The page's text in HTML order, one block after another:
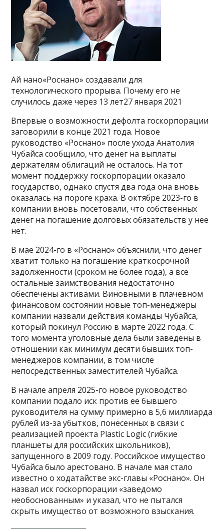
Ай нано«Роснано» создавали для
технологического прорыва. Почему его не
случилось даже через 13 лет27 января 2021
Впервые о возможности дефолта госкорпорации
заговорили в конце 2021 года. Новое
руководство «Роснано» после ухода Анатолия
Чубайса сообщило, что денег на выплаты
держателям облигаций не осталось. На тот
момент поддержку госкорпорации оказало
государство, однако спустя два года она вновь
оказалась на пороге краха. В октябре 2023-го в
компании вновь посетовали, что собственных
денег на погашение долговых обязательств у нее
нет.
В мае 2024-го в «Роснано» объяснили, что денег
хватит только на погашение краткосрочной
задолженности (сроком не более года), а все
остальные заимствования недостаточно
обеспечены активами. Виновными в плачевном
финансовом состоянии новые топ-менеджеры
компании назвали действия команды Чубайса,
который покинул Россию в марте 2022 года. С
того момента уголовные дела были заведены в
отношении как минимум десяти бывших топ-
менеджеров компании, в том числе
непосредственных заместителей Чубайса.
В начале апреля 2025-го новое руководство
компании подало иск против ее бывшего
руководителя на сумму примерно в 5,6 миллиарда
рублей из-за убытков, понесенных в связи с
реализацией проекта Plastic Logic (гибкие
планшеты для российских школьников),
запущенного в 2009 году. Российское имущество
Чубайса было арестовано. В начале мая стало
известно о ходатайстве экс-главы «Роснано». Он
назвал иск госкорпорации «заведомо
необоснованным» и указал, что не пытался
скрыть имущество от возможного взыскания.